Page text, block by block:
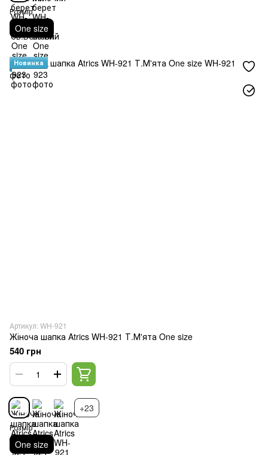
Розмір
One size
Новинка
Артикул: WH-921
Жіноча шапка Atrics WH-921 Т.М'ята One size
540 грн
+23
Розмір
One size